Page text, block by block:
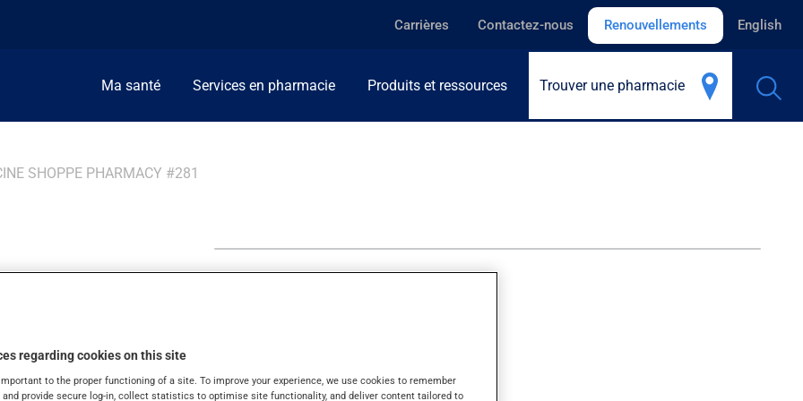
Carrières Contactez-nous Renouvellements English
Ma santé Services en pharmacie Produits et ressources Trouver une pharmacie
SHOPPE PHARMACY #281
regarding cookies on this site
to the proper functioning of a site. To improve your experience, we use cookies to remember
and provide secure log-in, collect statistics to optimise site functionality, and deliver content tailored to